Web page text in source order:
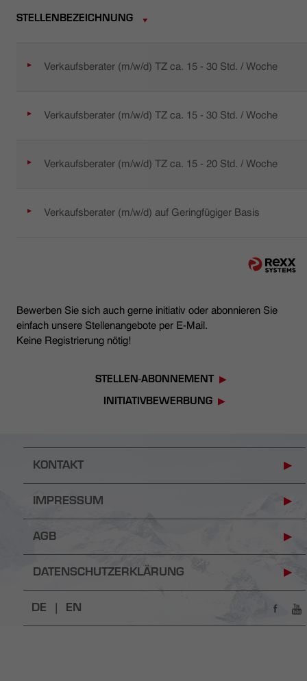
STELLENBEZEICHNUNG
Verkaufsberater (m/w/d) TZ ca. 15 - 30 Std. / Woche
Verkaufsberater (m/w/d) TZ ca. 15 - 30 Std. / Woche
Verkaufsberater (m/w/d) TZ ca. 15 - 20 Std. / Woche
Verkaufsberater (m/w/d) auf Geringfügiger Basis
Bewerben Sie sich auch gerne initiativ oder abonnieren Sie
einfach unsere Stellenangebote per E-Mail.
Keine Registrierung nötig!
STELLEN-ABONNEMENT
INITIATIVBEWERBUNG
KONTAKT
IMPRESSUM
AGB
DATENSCHUTZERKLÄRUNG
DE | EN